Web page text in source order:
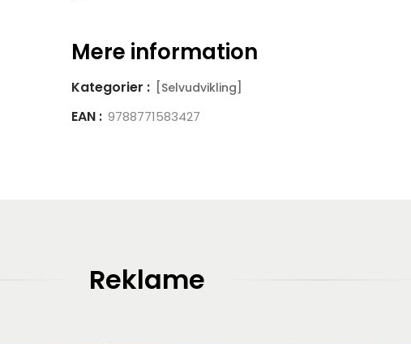
Mere information
Kategorier : [Selvudvikling]
EAN : 9788771583427
Reklame